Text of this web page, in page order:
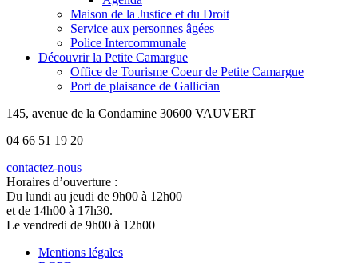
Maison de la Justice et du Droit
Service aux personnes âgées
Police Intercommunale
Découvrir la Petite Camargue
Office de Tourisme Coeur de Petite Camargue
Port de plaisance de Gallician
145, avenue de la Condamine 30600 VAUVERT
04 66 51 19 20
contactez-nous
Horaires d’ouverture :
Du lundi au jeudi de 9h00 à 12h00
et de 14h00 à 17h30.
Le vendredi de 9h00 à 12h00
Mentions légales